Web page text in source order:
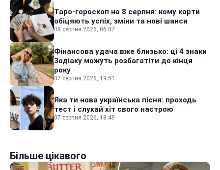
Таро-гороскоп на 8 серпня: кому карти
обіцяють успіх, зміни та нові шанси
08 серпня 2026, 06:07
Фінансова удача вже близько: ці 4 знаки
Зодіаку можуть розбагатіти до кінця
року
07 серпня 2026, 19:51
Яка ти нова українська пісня: проходь
тест і слухай хіт свого настрою
07 серпня 2026, 18:49
Більше цікавого